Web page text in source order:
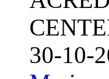
30-10-